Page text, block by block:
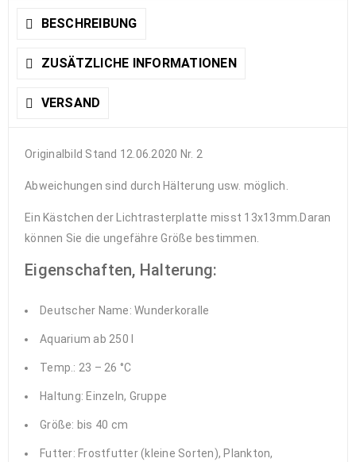
BESCHREIBUNG
ZUSÄTZLICHE INFORMATIONEN
VERSAND
Originalbild Stand 12.06.2020 Nr. 2
Abweichungen sind durch Hälterung usw. möglich.
Ein Kästchen der Lichtrasterplatte misst 13x13mm.Daran
können Sie die ungefähre Größe bestimmen.
Eigenschaften, Halterung:
Deutscher Name: Wunderkoralle
Aquarium ab 250 l
Temp.: 23 – 26 °C
Haltung: Einzeln, Gruppe
Größe: bis 40 cm
Futter: Frostfutter (kleine Sorten), Plankton,